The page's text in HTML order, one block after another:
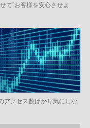
て”お客様を安心させよ
アクセス数ばかり気にしな